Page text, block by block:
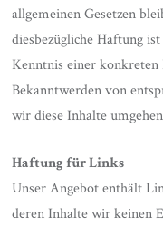
allgemeinen Gesetzen
diesbezügliche Haftung
Kenntnis einer konkreten
Bekanntwerden von
wir diese Inhalte
Haftung für Links
Unser Angebot enthält
deren Inhalte wir keinen